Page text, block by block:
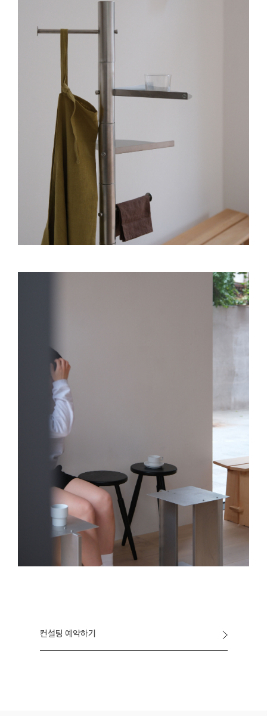
컨설팅 예약하기